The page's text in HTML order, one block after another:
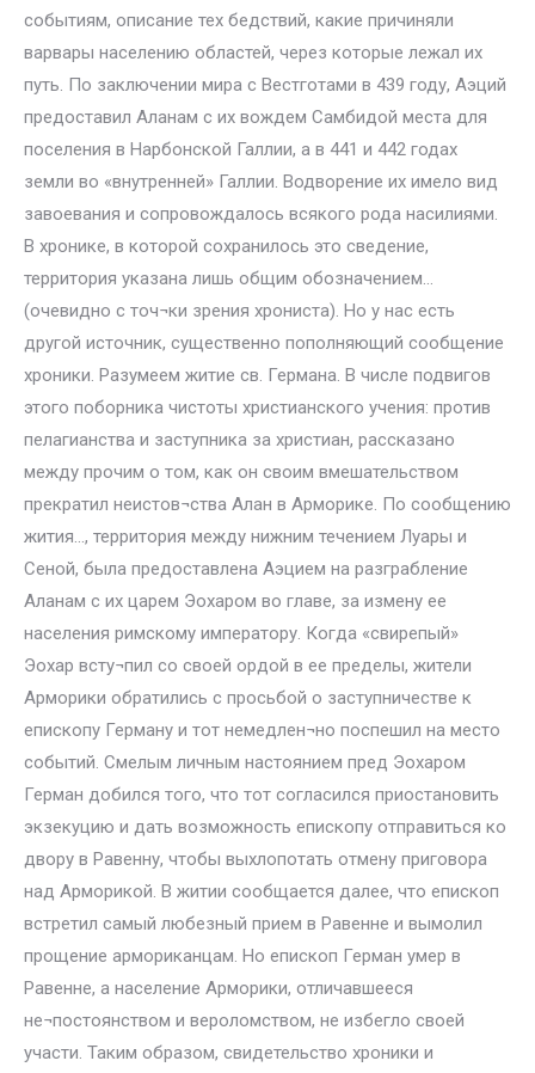
событиям, описание тех бедствий, какие причиняли
варвары населению областей, через которые лежал их
путь. По заключении мира с Вестготами в 439 году, Аэций
предоставил Аланам с их вождем Самбидой места для
поселения в Нарбонской Галлии, а в 441 и 442 годах
земли во «внутренней» Галлии. Водворение их имело вид
завоевания и сопровождалось всякого рода насилиями.
В хронике, в которой сохранилось это сведение,
территория указана лишь общим обозначением…
(очевидно с точ¬ки зрения хрониста). Но у нас есть
другой источник, существенно пополняющий сообщение
хроники. Разумеем житие св. Германа. В числе подвигов
этого поборника чистоты христианского учения: против
пелагианства и заступника за христиан, рассказано
между прочим о том, как он своим вмешательством
прекратил неистов¬ства Алан в Арморике. По сообщению
жития…, территория между нижним течением Луары и
Сеной, была предоставлена Аэцием на разграбление
Аланам с их царем Эохаром во главе, за измену ее
населения римскому императору. Когда «свирепый»
Эохар всту¬пил со своей ордой в ее пределы, жители
Арморики обратились с просьбой о заступничестве к
епископу Герману и тот немедлен¬но поспешил на место
событий. Смелым личным настоянием пред Эохаром
Герман добился того, что тот согласился приостановить
экзекуцию и дать возможность епископу отправиться ко
двору в Равенну, чтобы выхлопотать отмену приговора
над Арморикой. В житии сообщается далее, что епископ
встретил самый любезный прием в Равенне и вымолил
прощение армориканцам. Но епископ Герман умер в
Равенне, а население Арморики, отличавшееся
не¬постоянством и вероломством, не избегло своей
участи. Таким образом, свидетельство хроники и